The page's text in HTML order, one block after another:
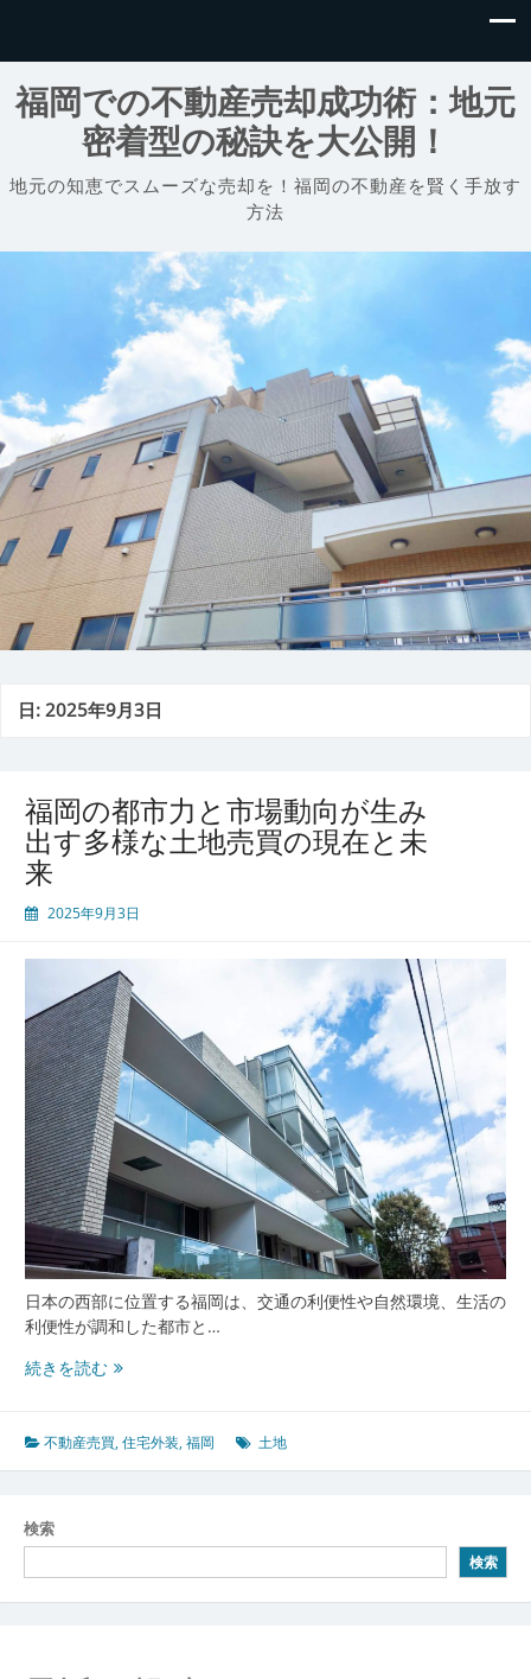
福岡での不動産売却成功術：地元
密着型の秘訣を大公開！
地元の知恵でスムーズな売却を！福岡の不動産を賢く手放す
方法
日:2025年9月3日
福岡の都市力と市場動向が生み
出す多様な土地売買の現在と未
来
2025年9月3日
日本の西部に位置する福岡は、交通の利便性や自然環境、生活の
利便性が調和した都市と…
続きを読む福
都
市
不動産売買,住宅外装,福岡 土地
検索
検索